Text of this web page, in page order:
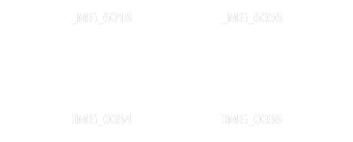
_MG_6018 _MG_6056
IMG_0034 IMG_0036